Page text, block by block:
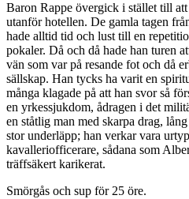
Baron Rappe övergick i stället till
utanför hotellen. De gamla tagen
hade alltid tid och lust till en
pokaler. Då och då hade han turen
vän som var på resande fot och då
sällskap. Han tycks ha varit en
många klagade på att han svor så
en yrkessjukdom, ådragen i det
en ståtlig man med skarpa drag,
stor underläpp; han verkar vara
kavalleriofficerare, sådana som
träffsäkert karikerat.
Smörgås och sup för 25 öre.